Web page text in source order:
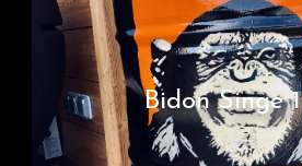
Bidon Singe 1